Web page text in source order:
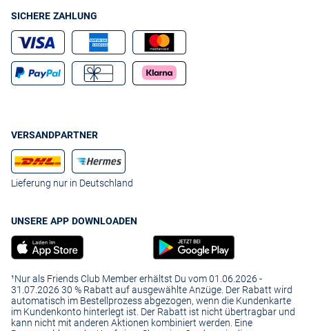
SICHERE ZAHLUNG
VERSANDPARTNER
Lieferung nur in Deutschland
UNSERE APP DOWNLOADEN
¹Nur als Friends Club Member erhältst Du vom 01.06.2026 -
31.07.2026 30 % Rabatt auf ausgewählte Anzüge. Der Rabatt wird
automatisch im Bestellprozess abgezogen, wenn die Kundenkarte
im Kundenkonto hinterlegt ist. Der Rabatt ist nicht übertragbar und
kann nicht mit anderen Aktionen kombiniert werden. Eine